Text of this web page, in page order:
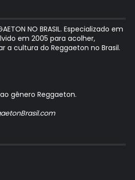
NO BRASIL. Especializado em
em 2005 para acolher,
a cultura do Reggaeton no Brasil.
gênero Reggaeton.